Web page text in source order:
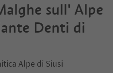
sull' Alpe
Denti di
Alpe di Siusi